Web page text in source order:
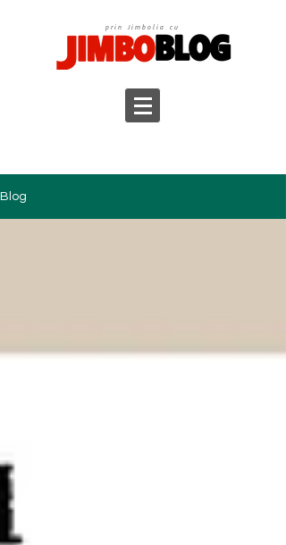
prin Jimbolia cu
Blog